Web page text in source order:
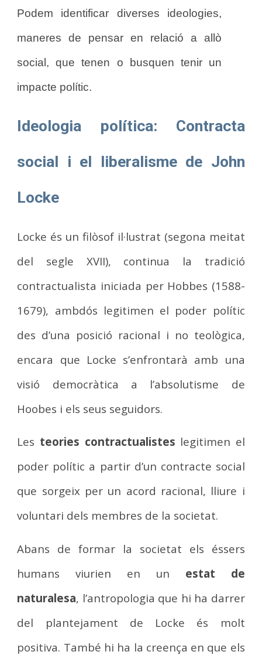
Podem identificar diverses ideologies,
maneres de pensar en relació a allò
social, que tenen o busquen tenir un
impacte polític.
Ideologia política: Contracta
social i el liberalisme de John
Locke
Locke és un filòsof il·lustrat (segona meitat
del segle XVII), continua la tradició
contractualista iniciada per Hobbes (1588-
1679), ambdós legitimen el poder polític
des d’una posició racional i no teològica,
encara que Locke s’enfrontarà amb una
visió democràtica a l’absolutisme de
Hoobes i els seus seguidors.
Les teories contractualistes legitimen el
poder polític a partir d’un contracte social
que sorgeix per un acord racional, lliure i
voluntari dels membres de la societat.
Abans de formar la societat els éssers
humans viurien en un estat de
naturalesa, l’antropologia que hi ha darrer
del plantejament de Locke és molt
positiva. També hi ha la creença en que els